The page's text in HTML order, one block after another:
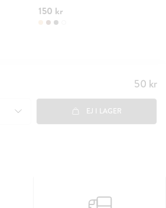
150 kr
Pris:
50 kr
50 kr
EJ I LAGER